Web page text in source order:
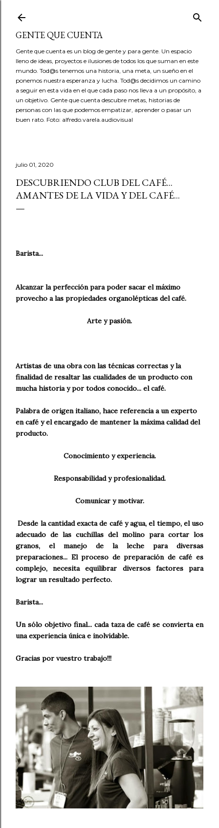
GENTE QUE CUENTA
Gente que cuenta es un blog de gente y para gente. Un espacio
lleno de ideas, proyectos e ilusiones de todos los que suman en este
mundo. Tod@s tenemos una historia, una meta, un sueño en el
ponemos nuestra esperanza y lucha. Tod@s decidimos un camino
a seguir en esta vida en el que cada paso nos lleva a un propósito, a
un objetivo. Gente que cuenta descubre metas, historias de
personas con las que podemos empatizar, aprender o pasar un
buen rato. Foto: alfredo.varela.audiovisual
julio 01, 2020
DESCUBRIENDO CLUB DEL CAFÉ...
AMANTES DE LA VIDA Y DEL CAFÉ...
Barista...
Alcanzar la perfección para poder sacar el máximo
provecho a las propiedades organolépticas del café.
Arte y pasión.
Artistas de una obra con las técnicas correctas y la
finalidad de resaltar las cualidades de un producto con
mucha historia y por todos conocido... el café.
Palabra de origen italiano, hace referencia a un experto
en café y el encargado de mantener la máxima calidad del
producto.
Conocimiento y experiencia.
Responsabilidad y profesionalidad.
Comunicar y motivar.
Desde la cantidad exacta de café y agua, el tiempo, el uso
adecuado de las cuchillas del molino para cortar los
granos, el manejo de la leche para diversas
preparaciones... El proceso de preparación de café es
complejo, necesita equilibrar diversos factores para
lograr un resultado perfecto.
Barista...
Un sólo objetivo final... cada taza de café se convierta en
una experiencia única e inolvidable.
Gracias por vuestro trabajo!!!